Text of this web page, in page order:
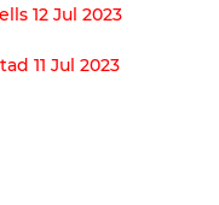
12 Jul 2023
11 Jul 2023